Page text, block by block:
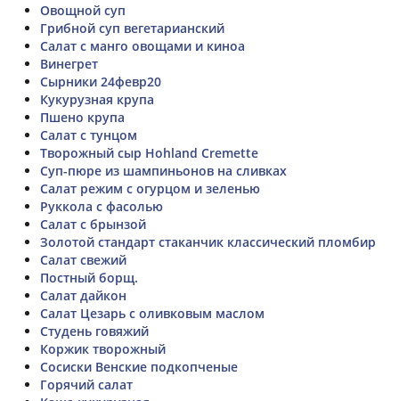
Овощной суп
Грибной суп вегетарианский
Салат с манго овощами и киноа
Винегрет
Сырники 24февр20
Кукурузная крупа
Пшено крупа
Салат с тунцом
Творожный сыр Hohland Cremette
Суп-пюре из шампиньонов на сливках
Салат режим с огурцом и зеленью
Руккола с фасолью
Салат с брынзой
Золотой стандарт стаканчик классический пломбир
Салат свежий
Постный борщ.
Салат дайкон
Салат Цезарь с оливковым маслом
Студень говяжий
Коржик творожный
Сосиски Венские подкопченые
Горячий салат